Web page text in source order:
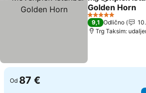
Deli Dodati u
Golden Horn
Pogledaj cene
5 Zvezdice
9,1 Odlično
Trg Taksim:
Od 87 €